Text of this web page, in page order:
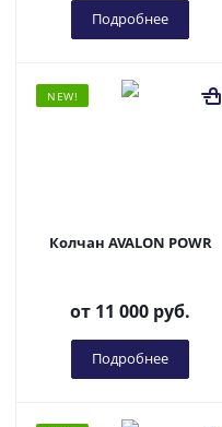
Подробнее
NEW!
Колчан AVALON POWR
от 11 000 руб.
Подробнее